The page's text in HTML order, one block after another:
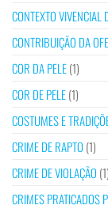
CONTEXTO
CONTRIBUIÇÃO DA
COR DA PELE(1)
COR DE PELE(1)
COSTUMES E
CRIME DE RAPTO (1)
CRIME DE VIOLAÇÃO (1)
CRIMES PRATICADOS